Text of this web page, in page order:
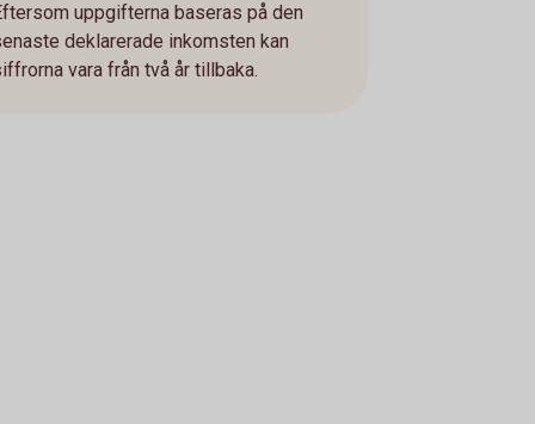
uppgifterna baseras på den
deklarerade inkomsten kan
vara från två år tillbaka.